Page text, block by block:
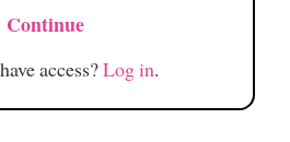
Continue
access?Log in.